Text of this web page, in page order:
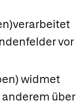
)verarbeitet
vor
) widmet
über